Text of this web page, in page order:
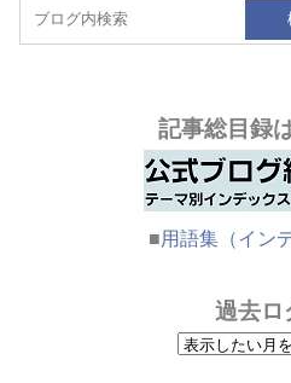
記事総目録
■用語集（イン
過去ロ